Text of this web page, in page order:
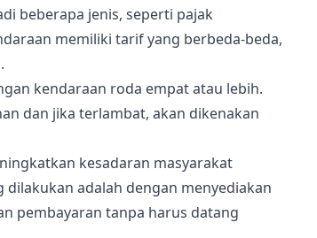
beberapa jenis, seperti pajak
memiliki tarif yang berbeda-beda,
kendaraan roda empat atau lebih.
dan jika terlambat, akan dikenakan
kesadaran masyarakat
adalah dengan menyediakan
pembayaran tanpa harus datang